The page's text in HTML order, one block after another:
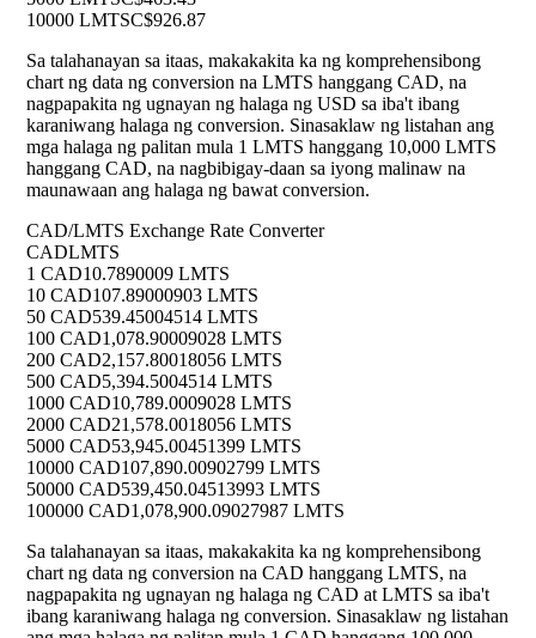
10000 LMTSC$926.87
Sa talahanayan sa itaas, makakakita ka ng komprehensibong
chart ng data ng conversion na LMTS hanggang CAD, na
nagpapakita ng ugnayan ng halaga ng USD sa iba't ibang
karaniwang halaga ng conversion. Sinasaklaw ng listahan ang
mga halaga ng palitan mula 1 LMTS hanggang 10,000 LMTS
hanggang CAD, na nagbibigay-daan sa iyong malinaw na
maunawaan ang halaga ng bawat conversion.
CAD/LMTS Exchange Rate Converter
CADLMTS
1 CAD10.7890009 LMTS
10 CAD107.89000903 LMTS
50 CAD539.45004514 LMTS
100 CAD1,078.90009028 LMTS
200 CAD2,157.80018056 LMTS
500 CAD5,394.5004514 LMTS
1000 CAD10,789.0009028 LMTS
2000 CAD21,578.0018056 LMTS
5000 CAD53,945.00451399 LMTS
10000 CAD107,890.00902799 LMTS
50000 CAD539,450.04513993 LMTS
100000 CAD1,078,900.09027987 LMTS
Sa talahanayan sa itaas, makakakita ka ng komprehensibong
chart ng data ng conversion na CAD hanggang LMTS, na
nagpapakita ng ugnayan ng halaga ng CAD at LMTS sa iba't
ibang karaniwang halaga ng conversion. Sinasaklaw ng listahan